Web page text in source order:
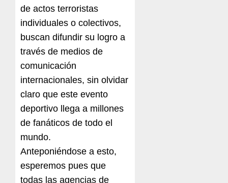
de actos terroristas
individuales o colectivos,
buscan difundir su logro a
través de medios de
comunicación
internacionales, sin olvidar
claro que este evento
deportivo llega a millones
de fanáticos de todo el
mundo.
Anteponiéndose a esto,
esperemos pues que
todas las agencias de